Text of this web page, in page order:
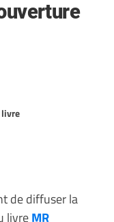
livre
de diffuser la
livreMR